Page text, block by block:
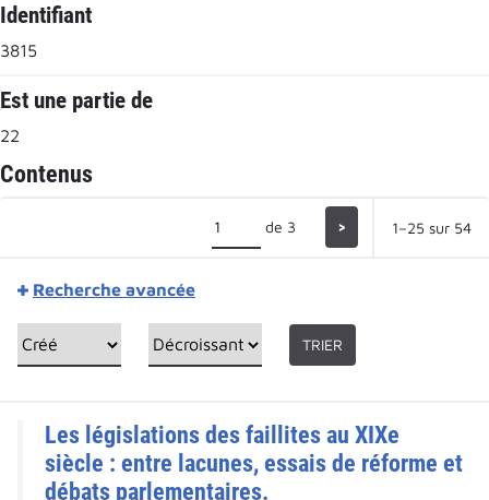
Identifiant
3815
Est une partie de
22
Contenus
de 3 > 1–25 sur 54
Recherche avancée
TRIER
Les législations des faillites au XIXe
siècle : entre lacunes, essais de réforme et
débats parlementaires.